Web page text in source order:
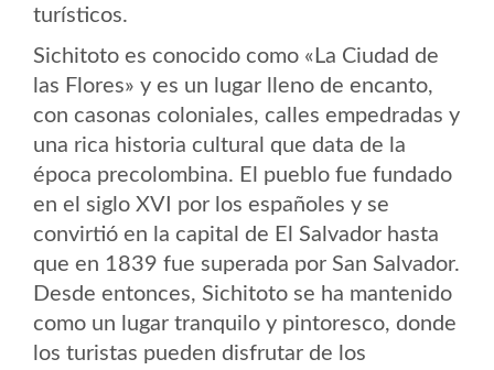
turísticos.
Sichitoto es conocido como «La Ciudad de
las Flores» y es un lugar lleno de encanto,
con casonas coloniales, calles empedradas y
una rica historia cultural que data de la
época precolombina. El pueblo fue fundado
en el siglo XVI por los españoles y se
convirtió en la capital de El Salvador hasta
que en 1839 fue superada por San Salvador.
Desde entonces, Sichitoto se ha mantenido
como un lugar tranquilo y pintoresco, donde
los turistas pueden disfrutar de los